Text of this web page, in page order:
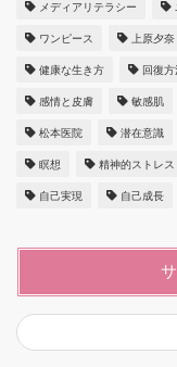
メディアリテラシー
ワンピース 上原夕奈
健康な生き方 回復方
感情と皮膚 敏感肌
松本医院 潜在意識
瞑想 精神的ストレス
自己実現 自己成長